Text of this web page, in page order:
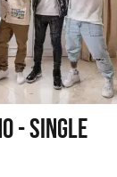
- SINGLE